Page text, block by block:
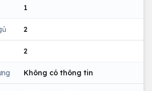
1
2
2
Không có thông tin